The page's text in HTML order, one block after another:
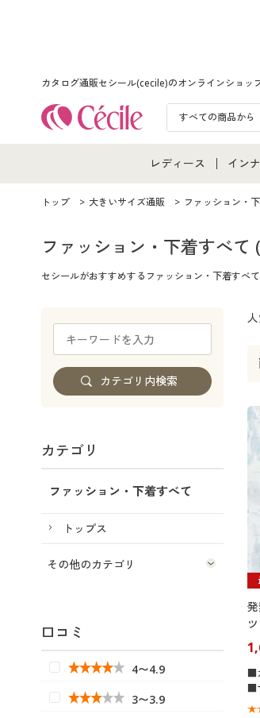
カタログ通販セシール(cecile)のオンラインショッ
レディース
レディース通販すべ
レディースファッシ
女性下着
イン
イン
女性
メン
ジュ
トップ 大きいサイズ通販 ファッション・
ファッション・下着すべて
セシールがおすすめするファッション・下着すべ
ツ
■
■
カテゴリ
ファッション・下着すべて
トップス
その他のカテゴリ
口コミ
4〜4.9
3〜3.9